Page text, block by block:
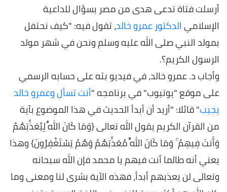
أرسلت فتاة تدعى هدى من مصر بسؤال للداعية
الإسلاميالدكتور عمرو خالد، تقول فيه: "كيف نحتفل
بمولد النبي صلى الله عليه وسلم ونحن في شهر مولد
الرسول الكريم؟.
وأجاب د. عمرو خالد، في فيديو بثه على حسابه الرسمي
على موقع "يوتيوب" في برنامجه "أنت تسأل وعمرو خالد
يجيب" قائلا: "أريد أن أبدأ الحديث في هذا الموضوع بآية
من القرآن الكريم يقول الله تعالى {وَمَا كَانَ اللَّهُ لِيُعَذِّبَهُمْ
وَأَنتَ فِيهِمْ ۚ وَمَا كَانَ اللَّهُ مُعَذِّبَهُمْ وَهُمْ يَسْتَغْفِرُونَ} وهذا
يعني أنه طالما أنت فيهم يا محمد فإن الله سبحانه
وتعالى لن يعذبهم أبدأ، فهذه الآية بشرى لنا ومعنى وما